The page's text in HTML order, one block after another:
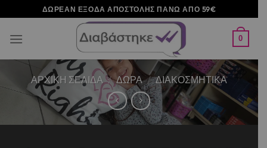
στο
περιεχόμενο
ΔΩΡΕΑΝ ΕΞΟΔΑ ΑΠΟΣΤΟΛΗΣ ΠΑΝΩ ΑΠΟ 59€
0
ΑΡΧΙΚΉ ΣΕΛΊΔΑ / ΔΩΡΑ / ΔΙΑΚΟΣΜΗΤΙΚΑ